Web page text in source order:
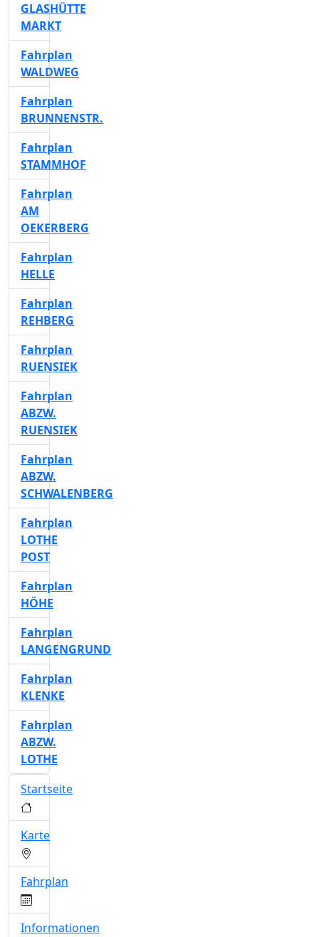
GLASHÜTTE
MARKT
Fahrplan
WALDWEG
Fahrplan
BRUNNENSTR.
Fahrplan
STAMMHOF
Fahrplan
AM
OEKERBERG
Fahrplan
HELLE
Fahrplan
REHBERG
Fahrplan
RUENSIEK
Fahrplan
ABZW.
RUENSIEK
Fahrplan
ABZW.
SCHWALENBERG
Fahrplan
LOTHE
POST
Fahrplan
HÖHE
Fahrplan
LANGENGRUND
Fahrplan
KLENKE
Fahrplan
ABZW.
LOTHE
Startseite
Karte
Fahrplan
Informationen